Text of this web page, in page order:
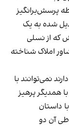
پرسش‌برانگیز
شده به یک
که از نسلی
املاک شناخته
نمی‌توانند با
همدیگر پرهیز
داستان
آن دو